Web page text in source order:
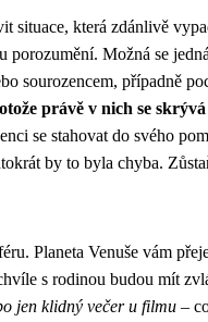
situace, která zdánlivě
porozumění. Možná se
sourozencem, případně
právě v nich se
se stahovat do svého
by to byla chyba.
Planeta Venuše vám
s rodinou budou mít
jen klidný večer u filmu –